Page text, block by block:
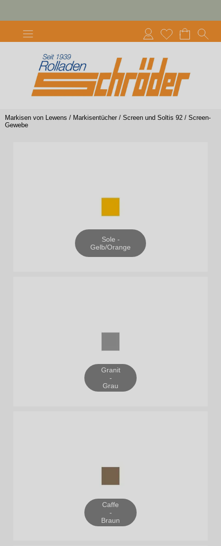
Markisen von Lewens / Markisentücher / Screen und Soltis 92 / Screen-
Gewebe
Sole -
Gelb/Orange
Granit
-
Grau
Caffe
-
Braun